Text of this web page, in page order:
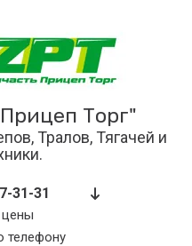
Торг"
Тралов, Тягачей и
31-31
телефону